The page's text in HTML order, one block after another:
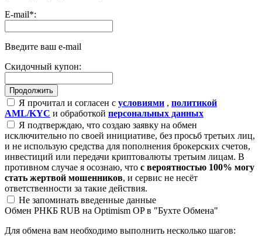
E-mail*:
Введите ваш e-mail
Скидочный купон:
Я прочитал и согласен с условиями , политикой
AML/KYC и обработкой персональных данных
Я подтверждаю, что создаю заявку на обмен
исключительно по своей инициативе, без просьб третьих лиц,
и не использую средства для пополнения брокерских счетов,
инвестиций или передачи криптовалюты третьим лицам. В
противном случае я осознаю, что с вероятностью 100% могу
стать жертвой мошенников, и сервис не несёт
ответственности за такие действия.
Не запоминать введенные данные
Обмен РНКБ RUB на Optimism OP в "Бухте Обмена"
Для обмена вам необходимо выполнить несколько шагов: